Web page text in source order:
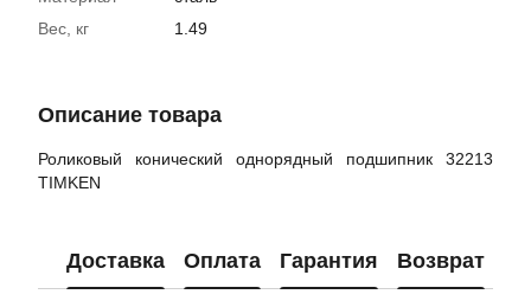
Вес, кг
1.49
Описание товара
Роликовый конический однорядный подшипник 32213
TIMKEN
Доставка Оплата Гарантия Возврат